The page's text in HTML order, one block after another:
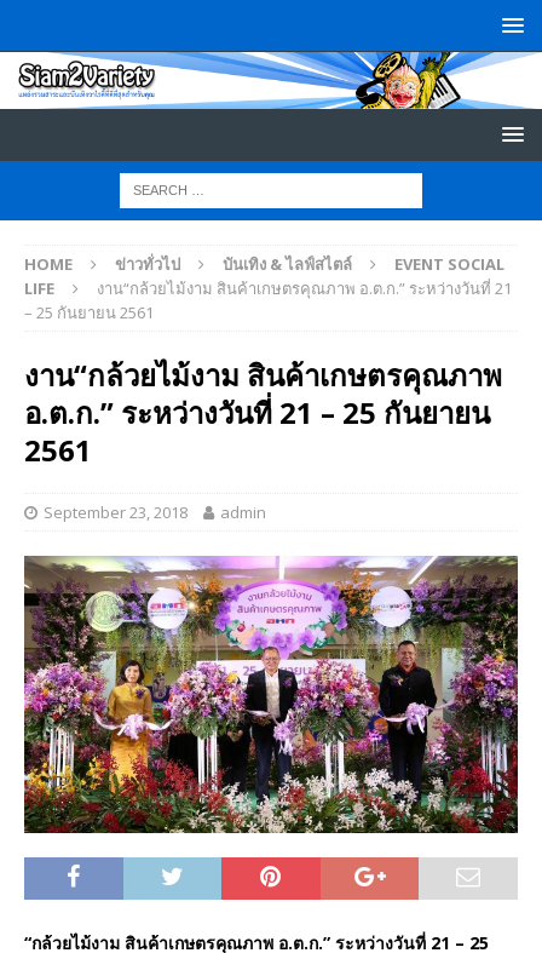
HOME ข่าวทั่วไป บันเทิง & ไลฟ์สไตล์
EVENT SOCIAL
LIFE
งาน“กล้วยไม้งาม สินค้าเกษตรคุณภาพ อ.ต.ก.” ระหว่างวันที่ 21
– 25 กันยายน 2561
งาน“กล้วยไม้งาม สินค้าเกษตรคุณภาพ
อ.ต.ก.” ระหว่างวันที่ 21 – 25 กันยายน
2561
September 23, 2018 admin
“กล้วยไม้งาม สินค้าเกษตรคุณภาพ อ.ต.ก.” ระหว่างวันที่ 21 – 25